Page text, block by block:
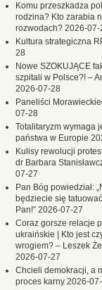
Komu przeszkadza
rodzina? Kto zarabia
rozwodach? 2026-07-
Kultura strategiczna
28
Nowe SZOKUJĄCE
szpitali w Polsce?! –
2026-07-28
Paneliści
07-28
Totalitaryzm wymaga
państwa w Europie
Kulisy rewolucji
dr Barbara
07-27
Pan Bóg powiedział:
będziecie się
Pan!” 2026-07-27
Coraz gorsze relacje
ukraińskie | Kto jest
wrogiem? – Leszek
2026-07-27
Chcieli demokracji, a
proces karny 2026-